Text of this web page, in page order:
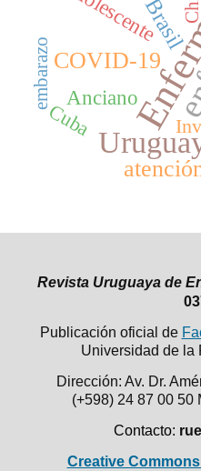
COVID-19
Brasil
Anciano
Cuba
embarazo
Revista Uruguaya de
Publicación oficial de
Universidad de la
Dirección: Av. Dr.
(+598) 24 87 00 50
Contacto:
Creative